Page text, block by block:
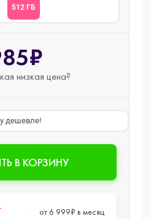
512 ГБ
низкая цена?
дешевле!
В КОРЗИНУ
от 6 999₽ в месяц